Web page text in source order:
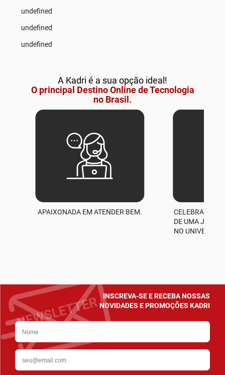
undefined
undefined
undefined
A Kadri é a sua opção ideal!
O principal Destino Online de Tecnologia
no Brasil.
APAIXONADA EM ATENDER BEM.
CELEBRAMOS
DE UMA
NO UNIVERSO
INSCREVA-SE E RECEBA NOSSAS
NOVIDADES E PROMOÇÕES KADRI